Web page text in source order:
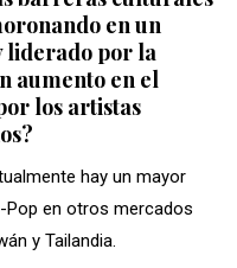
en un
liderado por la
aumento en el
los artistas
hay un mayor
Pop en otros mercados
y Tailandia.